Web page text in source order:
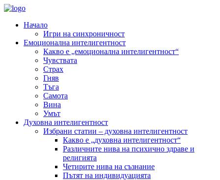
Начало
Игри на синхроничност
Емоционална интелигентност
Какво е „емоционална интелигентност“
Чувствата
Страх
Гняв
Тъга
Самота
Вина
Умът
Духовна интелигентност
Избрани статии – духовна интелигентност
Какво е „духовна интелигентност“
Различните нива на психично здраве и
религията
Четирите нива на съзнание
Пътят на индивидуацията